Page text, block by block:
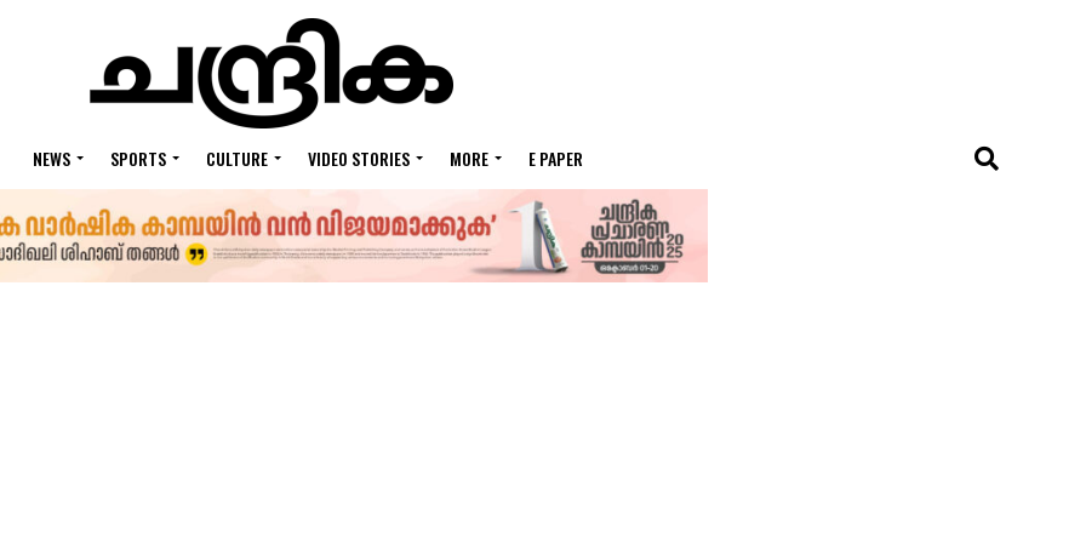
NEWS SPORTS CULTURE VIDEO STORIES MORE E PAPER